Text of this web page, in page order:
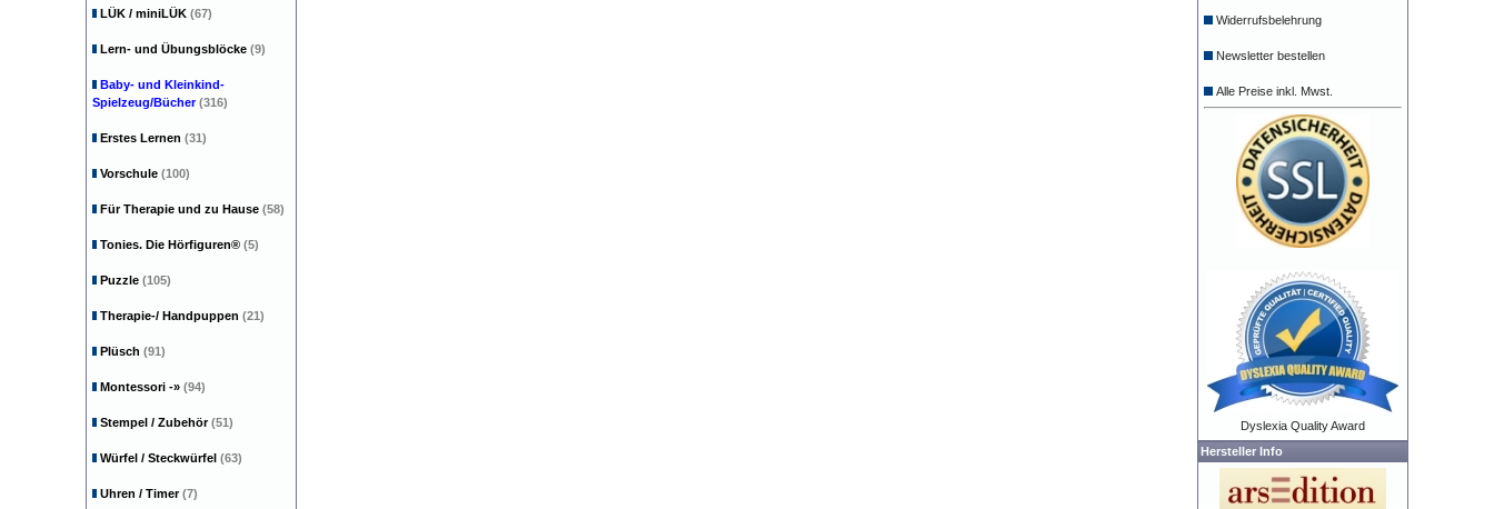
LÜK / miniLÜK (67)
Lern- und Übungsblöcke (9)
Baby- und Kleinkind-
Spielzeug/Bücher (316)
Erstes Lernen (31)
Vorschule (100)
Für Therapie und zu Hause (58)
Tonies. Die Hörfiguren® (5)
Puzzle (105)
Therapie-/ Handpuppen (21)
Plüsch (91)
Montessori -» (94)
Stempel / Zubehör(51)
Würfel / Steckwürfel (63)
Uhren / Timer(7)
Widerrufsbelehrung
Newsletter bestellen
Alle Preise inkl. Mwst.
Dyslexia Quality Award
Hersteller Info